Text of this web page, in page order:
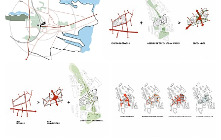
University College und des Campus Horsens im Allgemeinen
bei. Neben dem VIA University College wird der Campus
Horsens Funktionen wie die Sozial- und
Gesundheitshochschule beherbergen und insgesamt bis zu
8.000 Studierende aufnehmen.
Der Campus Horsens ist somit ein einzigartiger
Anziehungspunkt, der Studenten, innovative Unternehmen
und Bürger in einer Stadt- und Wissensgemeinschaft
vereint, und zu der Entwicklung Horsens von einer
klassischen Provinzstadt zu einer selbstbewussten und